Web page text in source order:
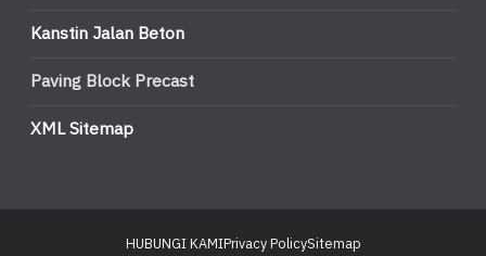
Kanstin Jalan Beton
Paving Block Precast
XML Sitemap
HUBUNGI KAMIPrivacy PolicySitemap